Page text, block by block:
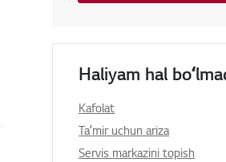
Haliyam hal
Kafolat
Taʼmir uchun ariza
Servis markazini topish